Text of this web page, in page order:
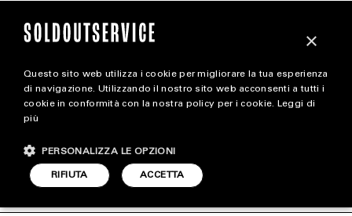
magazine
STYLE
FOOTWEAR
#BOX LOGO TEE
×
Questo sito web utilizza i cookie per migliorare la tua esperienza
di navigazione. Utilizzando il nostro sito web acconsenti a tutti i
cookie in conformità con la nostra policy per i cookie. Leggi di
più
ACCETTA
RIFIUTA
PERSONALIZZA LE OPZIONI